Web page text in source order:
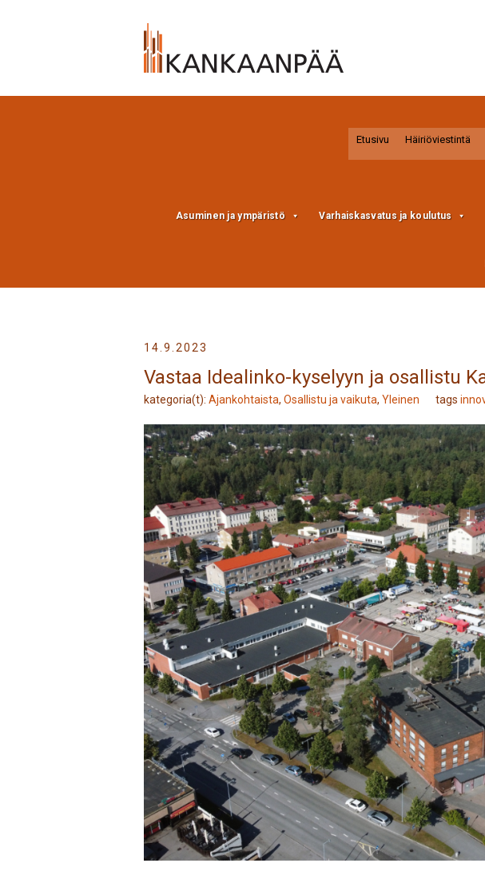
Etusivu Häiriöviestintä
Asuminen ja ympäristö Varhaiskasvatus ja koulutus
14.9.2023
Vastaa Idealinko-kyselyyn ja osallistu
kategoria(t): Ajankohtaista, Osallistu ja vaikuta, Yleinen tags